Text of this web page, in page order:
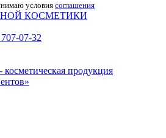
условия соглашения
КОСМЕТИКИ
07-32
продукция